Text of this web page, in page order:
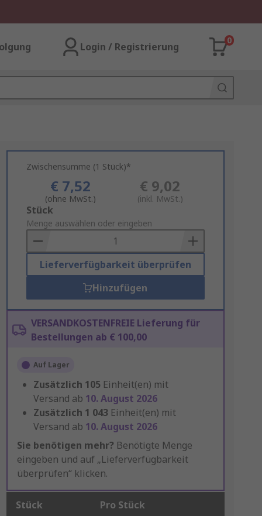
Login / Registrierung
0
Zwischensumme (1 Stück)*
€ 7,52
(ohne MwSt.)
€ 9,02
(inkl. MwSt.)
Add
to
Basket
Stück
Menge auswählen oder eingeben
Lieferverfügbarkeit überprüfen
Hinzufügen
VERSANDKOSTENFREIE Lieferung für
Bestellungen ab € 100,00
Auf Lager
Zusätzlich 105 Einheit(en) mit
Versand ab 10. August 2026
Zusätzlich 1 043 Einheit(en) mit
Versand ab 10. August 2026
Sie benötigen mehr? Benötigte Menge
eingeben und auf „Lieferverfügbarkeit
überprüfen“ klicken.
Stück Pro Stück